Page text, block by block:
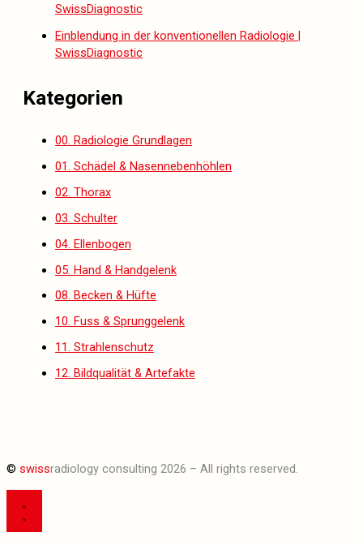
SwissDiagnostic
Einblendung in der konventionellen Radiologie |
SwissDiagnostic
Kategorien
00. Radiologie Grundlagen
01. Schädel & Nasennebenhöhlen
02. Thorax
03. Schulter
04. Ellenbogen
05. Hand & Handgelenk
08. Becken & Hüfte
10. Fuss & Sprunggelenk
11. Strahlenschutz
12. Bildqualität & Artefakte
© swissradiology consulting 2026 – All rights reserved.